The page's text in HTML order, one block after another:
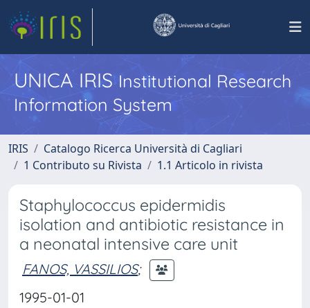
UNICA IRISInstitutional Research
Information System
IRIS
Catalogo Ricerca Università di Cagliari
1 Contributo su Rivista
1.1 Articolo in rivista
Staphylococcus epidermidis
isolation and antibiotic resistance in
a neonatal intensive care unit
FANOS, VASSILIOS;
1995-01-01